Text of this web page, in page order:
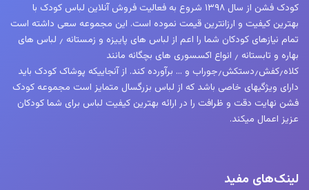
کودک فشن از سال ۱۳۹۸ شروع به فعالیت فروش آنلاین لباس کودک با
بهترین کیفیت و ارزانترین قیمت نموده است. این مجموعه سعی داشته است
تمام نیازهای کودکان شما را اعم از لباس های پاییزه و زمستانه ٫ لباس های
بهاره و تابستانه ٫ انواع اکسسوری های بچگانه مانند
کلاه٫کفش٫دستکش٫جوراب و … برآورده کند. از آنجاییکه پوشاک کودک باید
دارای ویژگیهای خاصی باشد که از لباس بزرگسال متمایز است مجموعه کودک
فشن نهایت دقت و ظرافت را در ارائه بهترین کیفیت لباس برای شما کودکان
عزیز اعمال میکند.
لینک‌های مفید